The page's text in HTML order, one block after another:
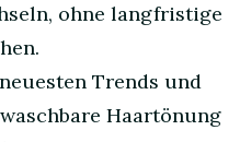
ohne langfristige
Trends und
Haartönung